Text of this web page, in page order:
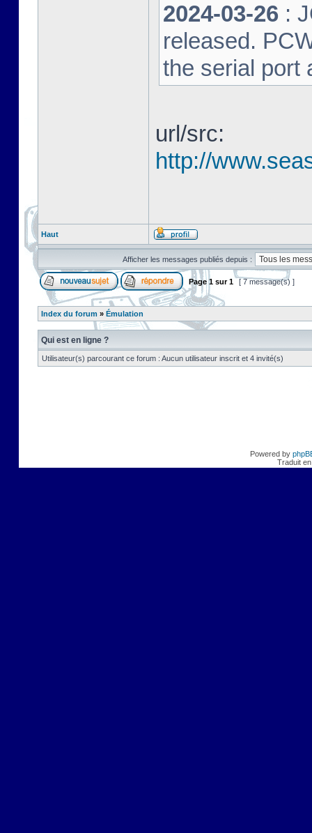
2024-03-26 :
released.
the serial port
url/src:
http://
Haut
Afficher les messages publiés depuis :
Page 1 sur1 [ 7 message(s) ]
Index du forum » Émulation
Qui est en ligne ?
Utilisateur(s) parcourant ce forum : Aucun utilisateur inscrit et 4 invité(s)
Powered by
Traduit